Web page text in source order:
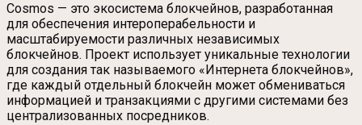
Cosmos — это экосистема блокчейнов, разработанная
для обеспечения интероперабельности и
масштабируемости различных независимых
блокчейнов. Проект использует уникальные технологии
для создания так называемого «Интернета блокчейнов»,
где каждый отдельный блокчейн может обмениваться
информацией и транзакциями с другими системами без
централизованных посредников.